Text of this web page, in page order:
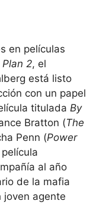
en películas
Plan 2, el
está listo
con un papel
titulada By
Bratton (The
Penn (Power
al año
de la mafia
joven agente